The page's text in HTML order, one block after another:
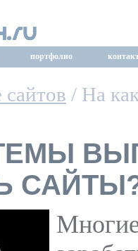
портфолио
сайтов / На